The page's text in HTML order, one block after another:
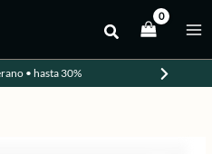
• hasta 30%